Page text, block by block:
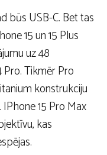
būs USB-C. Bet tas
15 un 15 Plus
uz 48
Pro. Tikmēr Pro
konstrukciju
15 Pro Max
kas